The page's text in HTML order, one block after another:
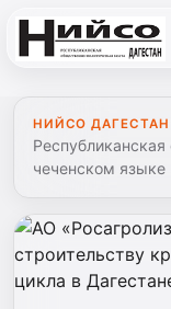
НИЙСО ДАГЕСТАН
чеченском языке